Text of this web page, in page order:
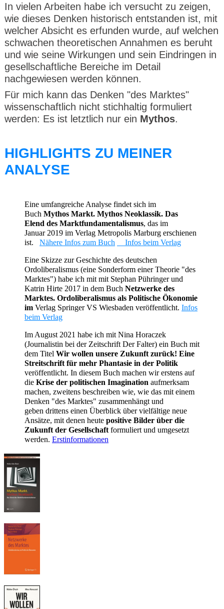
In vielen Arbeiten habe ich versucht zu zeigen,
wie dieses Denken historisch entstanden ist, mit
welcher Absicht es erfunden wurde, auf welchen
schwachen theoretischen Annahmen es beruht
und wie seine Wirkungen und sein Eindringen in
gesellschaftliche Bereiche im Detail
nachgewiesen werden können.
Für mich kann das Denken "des Marktes"
wissenschaftlich nicht stichhaltig formuliert
werden: Es ist letztlich nur ein Mythos.
HIGHLIGHTS ZU MEINER
ANALYSE
Eine umfangreiche Analyse findet sich im
Buch Mythos Markt. Mythos Neoklassik. Das
Elend des Marktfundamentalismus, das im
Januar2019 im Verlag Metropolis Marburg erschienen
ist. Nähere Infos zum Buch Infos beim Verlag
Eine Skizze zur Geschichte des deutschen
Ordoliberalismus (eine Sonderform einer Theorie "des
Marktes") habe ich mit mit Stephan Pühringer und
Katrin Hirte 2017 in dem Buch Netzwerke des
Marktes. Ordoliberalismus als Politische Ökonomie
im Verlag Springer VS Wiesbaden veröffentlicht. Infos
beim Verlag
Im August 2021 habe ich mit Nina Horaczek
(Journalistin bei der Zeitschrift Der Falter) ein Buch mit
dem Titel Wir wollen unsere Zukunft zurück! Eine
Streitschrift für mehr Phantasie in der Politik
veröffentlicht. In diesem Buch machen wir erstens auf
die Krise der politischen Imagination aufmerksam
machen, zweitens beschreiben wie, wie das mit einem
Denken "des Marktes" zusammenhängt und
geben drittens einen Überblick über vielfältige neue
Ansätze, mit denen heute positive Bilder über die
Zukunft der Gesellschaft formuliert und umgesetzt
werden. Erstinformationen